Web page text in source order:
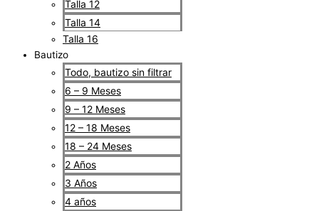
Talla 12
Talla 14
Talla 16
Bautizo
Todo, bautizo sin filtrar
6 – 9 Meses
9 – 12 Meses
12 – 18 Meses
18 – 24 Meses
2 Años
3 Años
4 años